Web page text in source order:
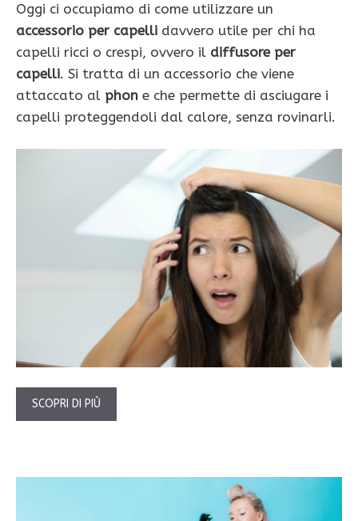
Oggi ci occupiamo di come utilizzare un
accessorio per capelli davvero utile per chi ha
capelli ricci o crespi, ovvero il diffusore per
capelli. Si tratta di un accessorio che viene
attaccato al phon e che permette di asciugare i
capelli proteggendoli dal calore, senza rovinarli.
SCOPRI DI PIÙ